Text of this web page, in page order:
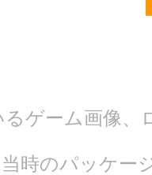
ゲーム画像、
時のパッケー